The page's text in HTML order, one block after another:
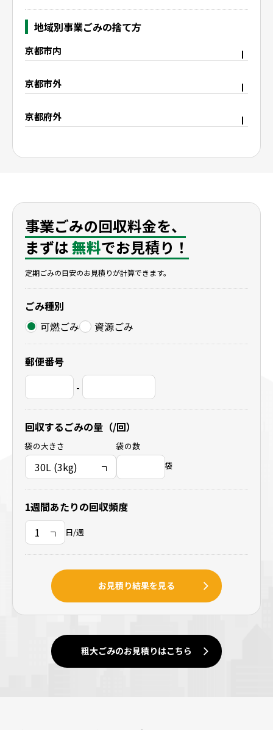
地域別事業ごみの捨て方
京都市内
京都市中京区
京都市下京区
京都市西京区
京都市山科区
京都市南区
京都市外
八幡市
城陽市
京都府外
滋賀県大津市
滋賀県栗東市
事業ごみの回収料金を、
まずは無料でお見積り！
定期ごみの目安のお見積りが計算できます。
ごみ種別
可燃ごみ
資源ごみ
郵便番号
-
回収するごみの量（/回）
袋の大きさ
袋の数
袋
1週間あたりの回収頻度
日/週
お見積り結果を見る
粗大ごみのお見積りはこちら